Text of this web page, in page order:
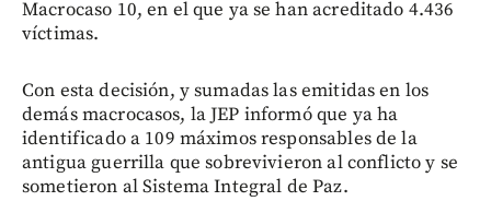
Macrocaso 10, en el que ya se han acreditado 4.436
víctimas.
Con esta decisión, y sumadas las emitidas en los
demás macrocasos, la JEP informó que ya ha
identificado a 109 máximos responsables de la
antigua guerrilla que sobrevivieron al conflicto y se
sometieron al Sistema Integral de Paz.